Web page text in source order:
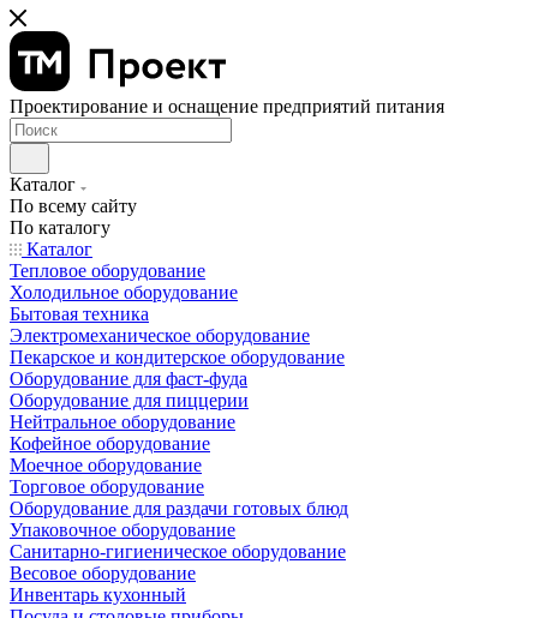
Проектирование и оснащение предприятий питания
Каталог
По всему сайту
По каталогу
Каталог
Тепловое оборудование
Холодильное оборудование
Бытовая техника
Электромеханическое оборудование
Пекарское и кондитерское оборудование
Оборудование для фаст-фуда
Оборудование для пиццерии
Нейтральное оборудование
Кофейное оборудование
Моечное оборудование
Торговое оборудование
Оборудование для раздачи готовых блюд
Упаковочное оборудование
Санитарно-гигиеническое оборудование
Весовое оборудование
Инвентарь кухонный